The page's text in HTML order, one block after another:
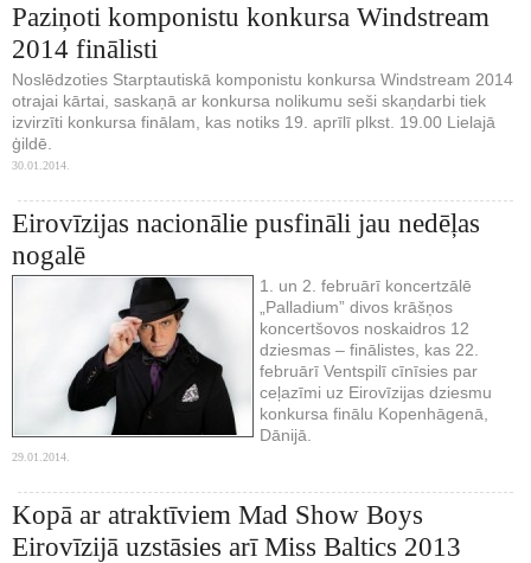
Paziņoti komponistu konkursa Windstream
2014 finālisti
Noslēdzoties Starptautiskā komponistu konkursa Windstream 2014
otrajai kārtai, saskaņā ar konkursa nolikumu seši skaņdarbi tiek
izvirzīti konkursa finālam, kas notiks 19. aprīlī plkst. 19.00 Lielajā
ģildē.
30.01.2014.
Eirovīzijas nacionālie pusfināli jau nedēļas
nogalē
1. un 2. februārī koncertzālē
„Palladium” divos krāšņos
koncertšovos noskaidros 12
dziesmas – finālistes, kas 22.
februārī Ventspilī cīnīsies par
ceļazīmi uz Eirovīzijas dziesmu
konkursa finālu Kopenhāgenā,
Dānijā.
29.01.2014.
Kopā ar atraktīviem Mad Show Boys
Eirovīzijā uzstāsies arī Miss Baltics 2013